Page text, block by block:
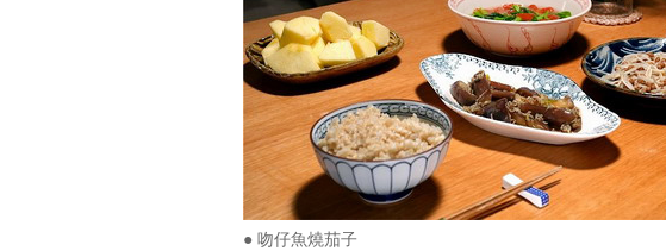
● 吻仔魚燒茄子